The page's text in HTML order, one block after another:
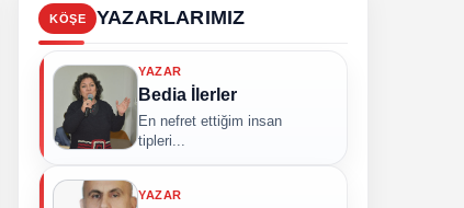
KÖŞE YAZARLARIMIZ
YAZAR
Bedia İlerler
En nefret ettiğim insan
tipleri...
YAZAR